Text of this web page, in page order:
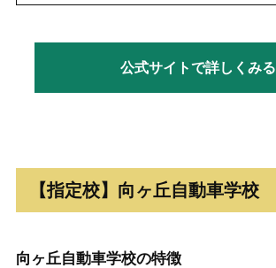
公式サイトで詳しくみる
【指定校】向ヶ丘自動車学校
向ヶ丘自動車学校の特徴